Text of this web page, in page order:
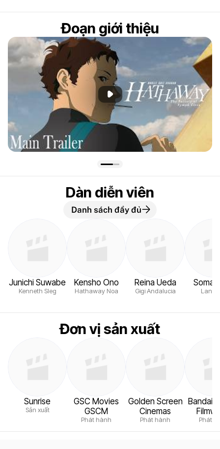
Đoạn giới thiệu
Phát đoạn giới thiệu
Dàn diễn viên
Danh sách đầy đủ
Junichi Suwabe
Kenneth Sleg
Kensho Ono
Hathaway Noa
Reina Ueda
Gigi Andalucia
Soma
Lane
Đơn vị sản xuất
Sunrise
Sản xuất
GSC Movies
GSCM
Phát hành
Golden Screen
Cinemas
Phát hành
Bandai
Phát